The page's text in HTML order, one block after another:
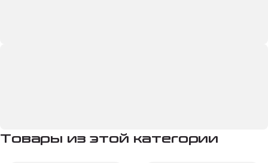
Товары из этой категории